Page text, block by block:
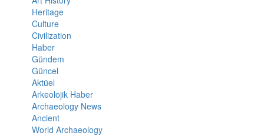
Heritage
Culture
Civilization
Haber
Gündem
Güncel
Aktüel
Arkeolojik Haber
Archaeology News
Ancient
World Archaeology